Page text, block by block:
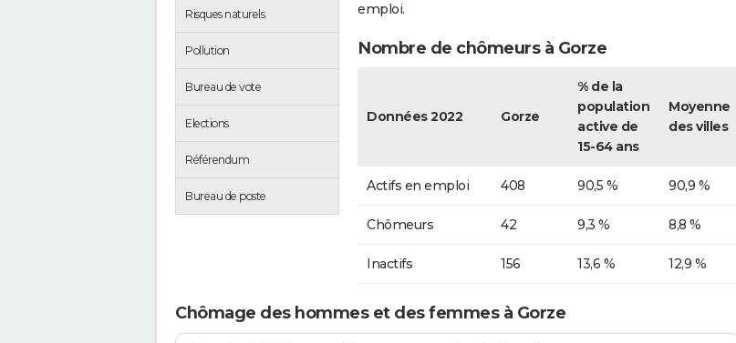
Risques naturels
Pollution
Bureau de vote
Elections
Référendum
Bureau de poste
emploi.
Nombre de chômeurs à Gorze
Données 2022 Gorze
% de la
population
active de
15-64 ans
Moyenne
des villes
Actifs en emploi 408 90,5 % 90,9 %
Chômeurs 42 9,3 % 8,8 %
Inactifs 156 13,6 % 12,9 %
Chômage des hommes et des femmes à Gorze